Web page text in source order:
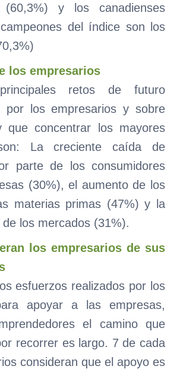
(60,3%) y los canadienses
del índice son los
los empresarios
retos de futuro
por los empresarios y sobre
que concentrar los mayores
La creciente caída de
parte de los consumidores
(30%), el aumento de los
materias primas (47%) y la
de los mercados (31%).
los empresarios de sus
esfuerzos realizados por los
apoyar a las empresas,
el camino que
recorrer es largo. 7 de cada
consideran que el apoyo es